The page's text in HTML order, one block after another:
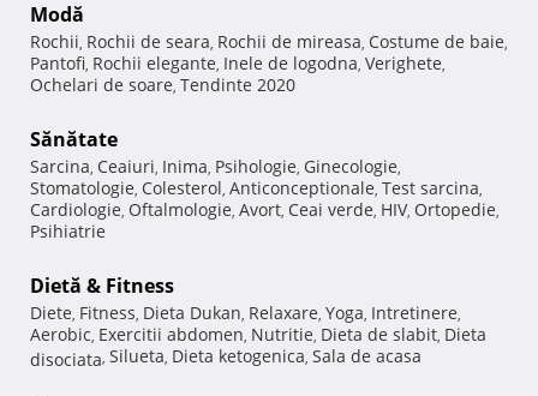
Modă
Rochii, Rochii de seara, Rochii de mireasa, Costume de baie,
Pantofi, Rochii elegante, Inele de logodna, Verighete,
Ochelari de soare, Tendinte 2020
Sănătate
Sarcina, Ceaiuri, Inima, Psihologie, Ginecologie,
Stomatologie, Colesterol, Anticonceptionale, Test sarcina,
Cardiologie, Oftalmologie, Avort, Ceai verde, HIV, Ortopedie,
Psihiatrie
Dietă & Fitness
Diete, Fitness, Dieta Dukan, Relaxare, Yoga, Intretinere,
Aerobic, Exercitii abdomen, Nutritie, Dieta de slabit, Dieta
disociata, Silueta, Dieta ketogenica, Sala de acasa